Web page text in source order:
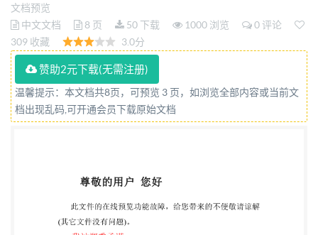
requirements on backings for thick-walled multilayer
bearings (ISO 6280:2018,Plain bearings—
Requirements and guidance on backings for thick-
walled multilayer bearings,MOD) 2023-11-27发布
2024-06-01实施 国家市场监督管理总局 发布 国家标
准化管理委员会
文档预览
中文文档
8 页 50 下载 1000 浏览
0 评论
309 收藏
3.0分
赞助2元下载(无需注册)
温馨提示：本文档共8页，可预览 3 页，如浏览全部内容或当前文
档出现乱码,可开通会员下载原始文档